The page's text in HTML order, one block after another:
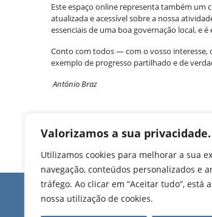
Valorizamos a sua privacidade.
Utilizamos cookies para melhorar a sua
navegação, conteúdos personalizados e
tráfego. Ao clicar em “Aceitar tudo”, está
nossa utilização de cookies.
Este espaço online representa também um
atualizada e acessível sobre a nossa
essenciais de uma boa governação local, e
Conto com todos — com o vosso interesse,
exemplo de progresso partilhado e de
António Braz
Edifício